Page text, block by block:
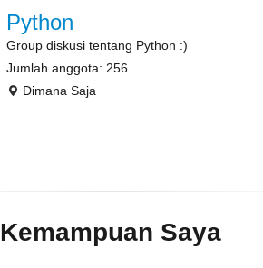
Python
Group diskusi tentang Python :)
Jumlah anggota: 256
Dimana Saja
Kemampuan Saya